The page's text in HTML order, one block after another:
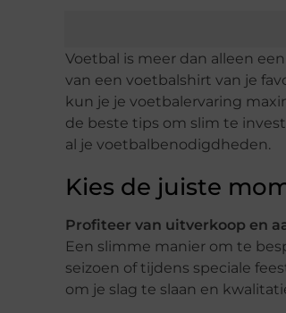
Voetbal is meer dan alleen
van een voetbalshirt van je
kun je je voetbalervaring
de beste tips om slim te
al je voetbalbenodigdheden.
Kies de juiste
Profiteer van uitverkoop en
Een slimme manier om te
seizoen of tijdens speciale
om je slag te slaan en